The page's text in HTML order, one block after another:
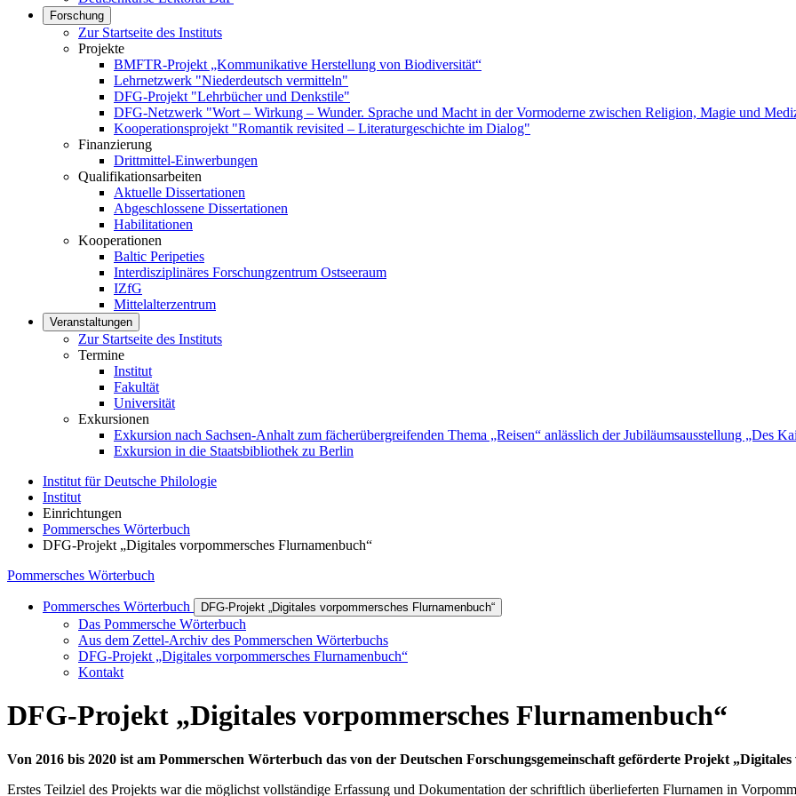
Forschung
Zur Startseite des Instituts
Projekte
BMFTR-Projekt „Kommunikative Herstellung von Biodiversität“
Lehrnetzwerk "Niederdeutsch vermitteln"
DFG-Projekt "Lehrbücher und Denkstile"
DFG-Netzwerk "Wort – Wirkung – Wunder. Sprache und Macht in der Vormoderne zwischen Religion, Magie und
Kooperationsprojekt "Romantik revisited – Literaturgeschichte im Dialog"
Finanzierung
Drittmittel-Einwerbungen
Qualifikationsarbeiten
Aktuelle Dissertationen
Abgeschlossene Dissertationen
Habilitationen
Kooperationen
Baltic Peripeties
Interdisziplinäres Forschungzentrum Ostseeraum
IZfG
Mittelalterzentrum
Veranstaltungen
Zur Startseite des Instituts
Termine
Institut
Fakultät
Universität
Exkursionen
Exkursion nach Sachsen-Anhalt zum fächerübergreifenden Thema „Reisen“ anlässlich der Jubiläumsausstellung „Des
Exkursion in die Staatsbibliothek zu Berlin
Institut für Deutsche Philologie
Institut
Einrichtungen
Pommersches Wörterbuch
DFG-Projekt „Digitales vorpommersches Flurnamenbuch“
Pommersches Wörterbuch
Pommersches Wörterbuch DFG-Projekt „Digitales vorpommersches Flurnamenbuch“
Das Pommersche Wörterbuch
Aus dem Zettel-Archiv des Pommerschen Wörterbuchs
DFG-Projekt „Digitales vorpommersches Flurnamenbuch“
Kontakt
DFG-Projekt „Digitales vorpommersches Flurnamenbuch“
Von 2016 bis 2020 ist am Pommerschen Wörterbuch das von der Deutschen Forschungsgemeinschaft geförderte Projekt
Erstes Teilziel des Projekts war die möglichst vollständige Erfassung und Dokumentation der schriftlich überlieferten Flurnamen in